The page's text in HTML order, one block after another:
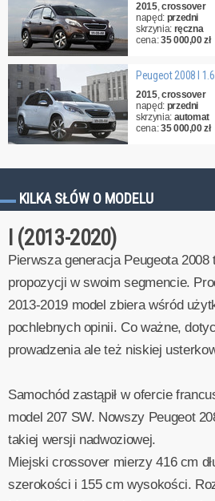
2015,crossover
napęd: przedni
skrzynia: ręczna
cena:35 000,00 zł
Peugeot 2008 I
2015,crossover
napęd: przedni
skrzynia: automat
cena:35 000,00 zł
KILKA SŁÓW O MODELU
I (2013-2020)
Pierwsza generacja Peugeota
propozycji w swoim segmencie.
2013-2019 model zbiera wśród
pochlebnych opinii. Co ważne,
prowadzenia ale też niskiej
Samochód zastąpił w ofercie
model 207 SW. Nowszy Peugeot
takiej wersji nadwoziowej.
Miejski crossover mierzy 416 cm
szerokości i 155 cm wysokości.